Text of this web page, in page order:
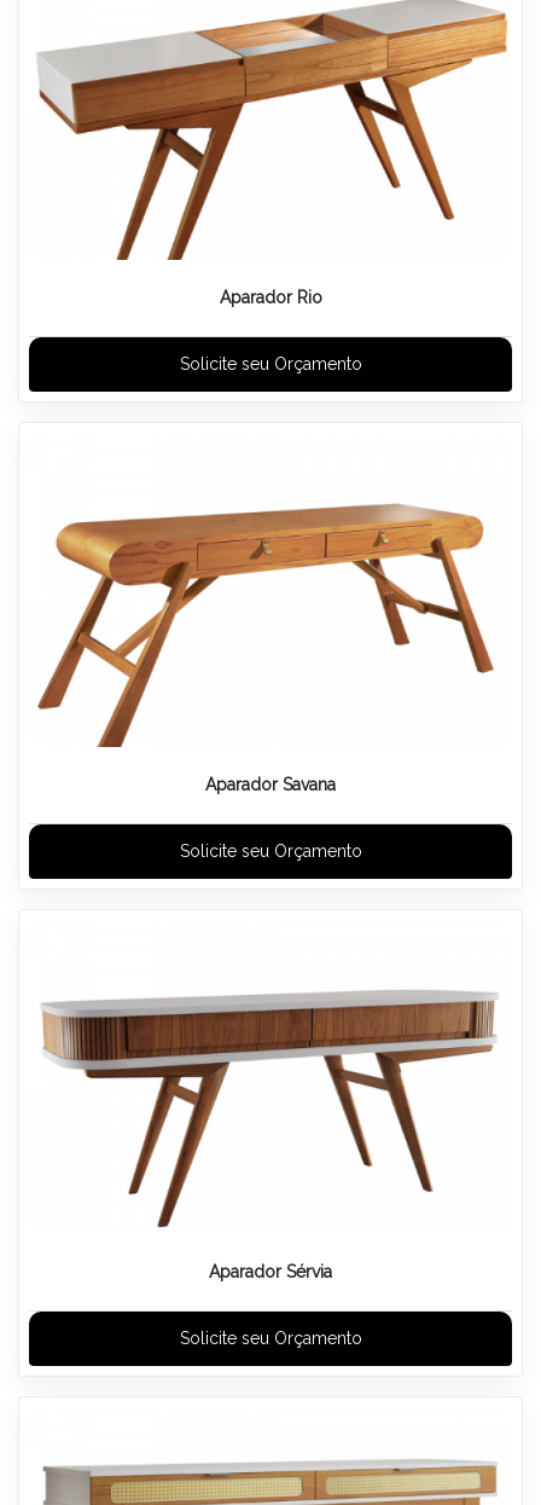
Aparador Rio
Solicite seu Orçamento
Aparador Savana
Solicite seu Orçamento
Aparador Sérvia
Solicite seu Orçamento